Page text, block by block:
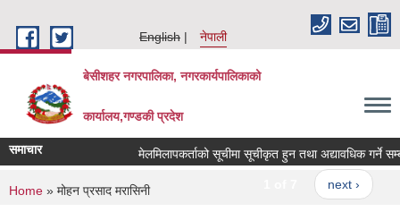
English
नेपाली
बेसीशहर नगरपालिका, नगरकार्यपालिकाको
कार्यालय,गण्डकी प्रदेश
समाचार मेलमिलापकर्ताको सूचीमा सूचीकृत हुन तथा अद्यावधिक गर्ने
next ›
You are here
Home » मोहन प्रसाद मरासिनी